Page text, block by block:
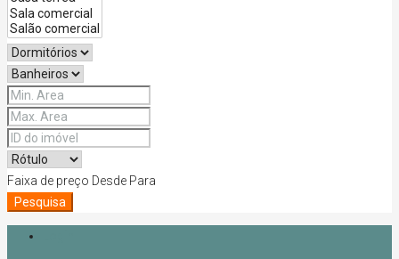
Faixa de preço Desde Para
Pesquisa